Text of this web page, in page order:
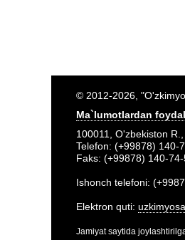
© 2012-2026,
Ma`lumotlardan
100011, O'zbekiston
Telefon: (+99878) 140-
Faks: (+99878) 140-
Ishonch telefoni:
Elektron quti:
Jamiyat saytida